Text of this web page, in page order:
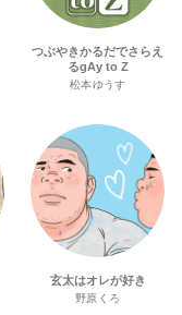
つぶやきかるだでさらえ
るgAy to Z
松本ゆうす
玄太はオレが好き
野原くろ